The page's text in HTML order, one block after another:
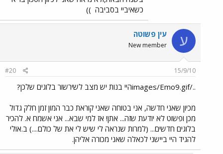
כשאיביי בסביבה ))
ע עין פשוטה
New member
15/9/10
#20
../images/Emo9.gifהיי בנות יש מצב לשירשור בלוגים שלכן?
מכיון שאני חדשה, אני בטוחה שאני קוראת כבר המון זמן חלק גדול
מכן ופשוט לא יודעת שזה... אתן! אז למי שבא... אני אשמח א. להכיר
בלוגים חדשים... (למרות שנראה לי שיש לי את של כולם....) ב.אולי
להגיד היי ביישני לכאלה שאני מכורה אליהן.